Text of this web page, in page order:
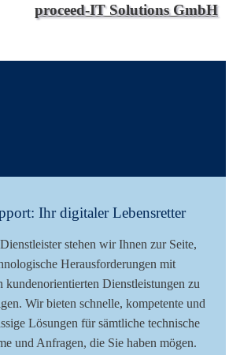
proceed-IT Solutions GmbH
Ihr digitaler Lebensretter
stehen wir Ihnen zur Seite,
Herausforderungen mit
kundenorientierten Dienstleistungen zu
Wir bieten schnelle, kompetente und
Lösungen für sämtliche technische
und Anfragen, die Sie haben mögen.